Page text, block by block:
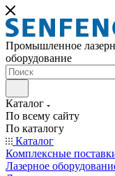
Промышленное
оборудование
Каталог
По всему сайту
По каталогу
Каталог
Комплексные
Лазерное